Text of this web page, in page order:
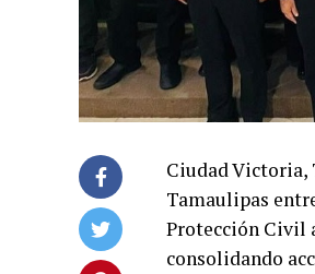
Ciudad Victoria,
Tamaulipas
Protección Civil
consolidando